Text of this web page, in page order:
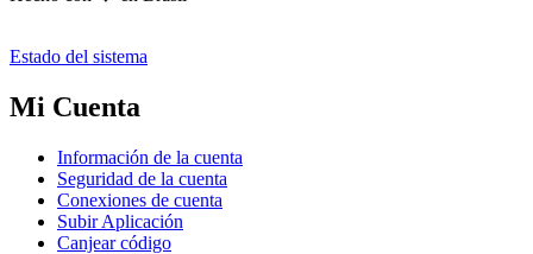
Estado del sistema
Mi Cuenta
Información de la cuenta
Seguridad de la cuenta
Conexiones de cuenta
Subir Aplicación
Canjear código